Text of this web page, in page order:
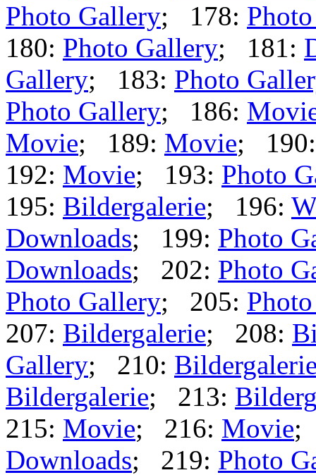
Photo Gallery; 178:
180: Photo Gallery; 181:
Gallery; 183: Photo
Photo Gallery; 186:
Movie; 189: Movie;
192: Movie; 193: Photo
195: Bildergalerie; 196:
Downloads; 199: Photo
Downloads; 202: Photo
Photo Gallery; 205:
207: Bildergalerie; 208:
Gallery; 210:
Bildergalerie; 213:
215: Movie; 216: Movie;
Downloads; 219: Photo